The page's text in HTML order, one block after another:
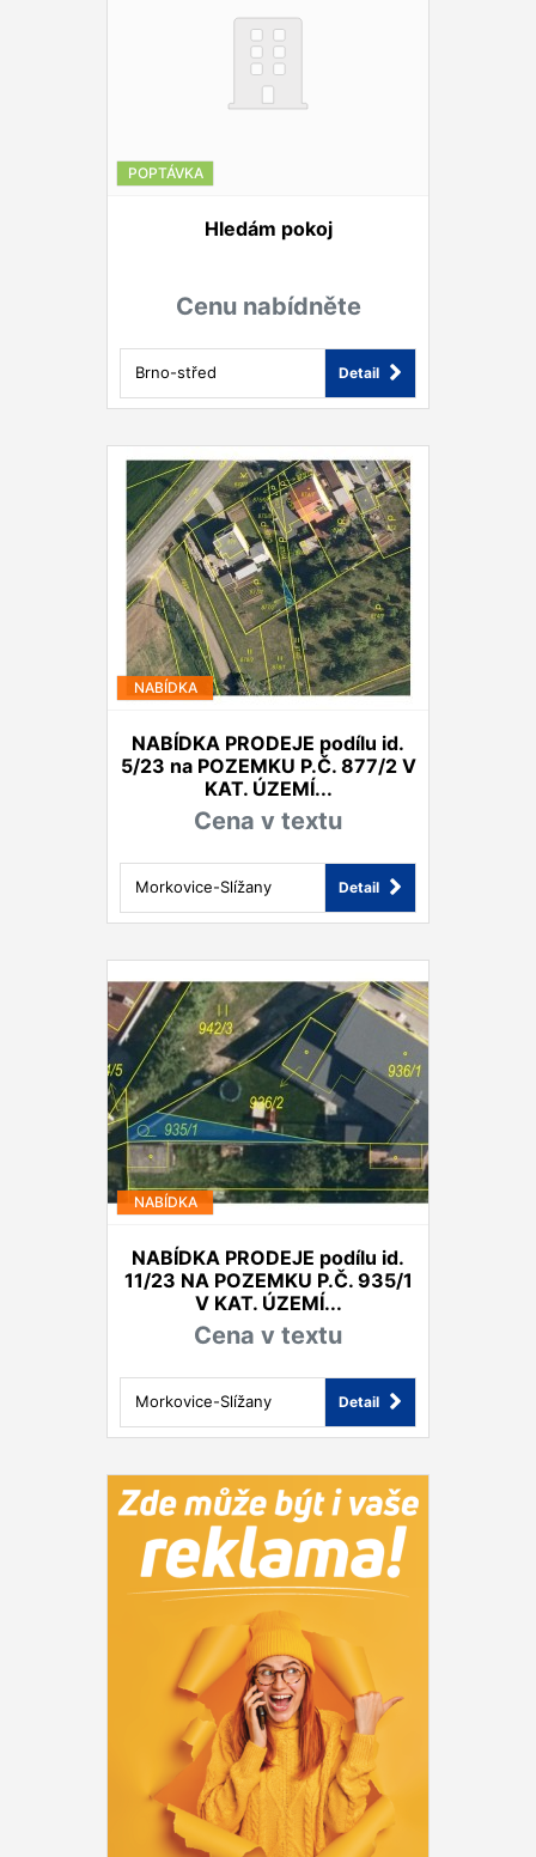
POPTÁVKA
Hledám pokoj
Cenu nabídněte
Brno-střed Detail
NABÍDKA
NABÍDKA PRODEJE podílu id.
5/23 na POZEMKU P.Č. 877/2 V
KAT. ÚZEMÍ...
Cena v textu
Morkovice-Slížany Detail
NABÍDKA
NABÍDKA PRODEJE podílu id.
11/23 NA POZEMKU P.Č. 935/1
V KAT. ÚZEMÍ...
Cena v textu
Morkovice-Slížany Detail